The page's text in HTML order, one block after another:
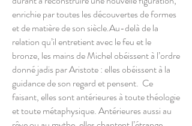
enrichie par toutes les découvertes de formes
et de matière de son siècle.Au-delà de la
relation qu’il entretient avec le feu et le
bronze, les mains de Michel obéissent à l’ordre
donné jadis par Aristote : elles obéissent à la
guidance de son regard et pensent. Ce
faisant, elles sont antérieures à toute théologie
et toute métaphysique. Antérieures aussi au